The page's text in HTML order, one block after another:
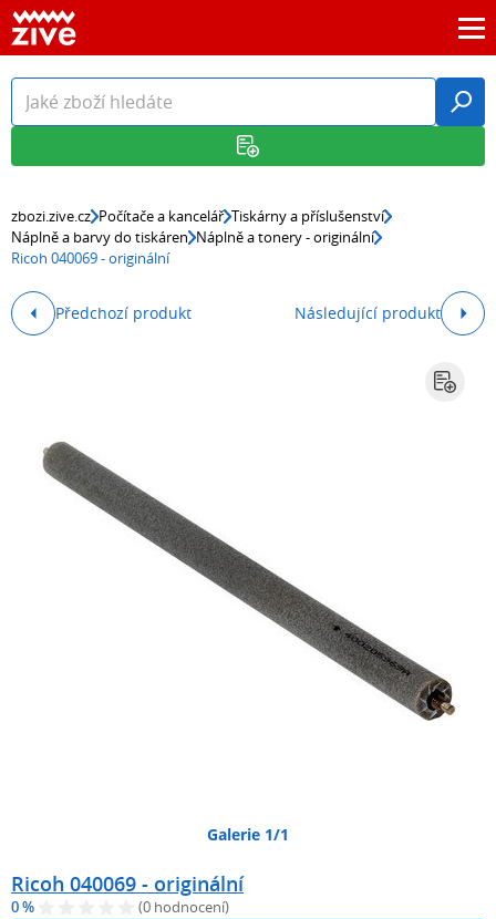
zbozi.zive.cz Počítače a kancelář Tiskárny a příslušenství
Náplně a barvy do tiskáren Náplně a tonery - originální
Ricoh 040069 - originální
Předchozí produkt Následující produkt
Galerie 1/1
Ricoh 040069 - originální
0 % (0 hodnocení)